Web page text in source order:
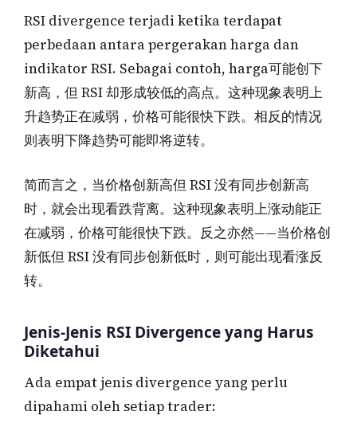
RSI divergence terjadi ketika terdapat
perbedaan antara pergerakan harga dan
indikator RSI. Sebagai contoh, harga可能创下
新高，但 RSI 却形成较低的高点。这种现象表明上
升趋势正在减弱，价格可能很快下跌。相反的情况
则表明下降趋势可能即将逆转。
简而言之，当价格创新高但 RSI 没有同步创新高
时，就会出现看跌背离。这种现象表明上涨动能正
在减弱，价格可能很快下跌。反之亦然——当价格创
新低但 RSI 没有同步创新低时，则可能出现看涨反
转。
Jenis-Jenis RSI Divergence yang Harus
Diketahui
Ada empat jenis divergence yang perlu
dipahami oleh setiap trader: